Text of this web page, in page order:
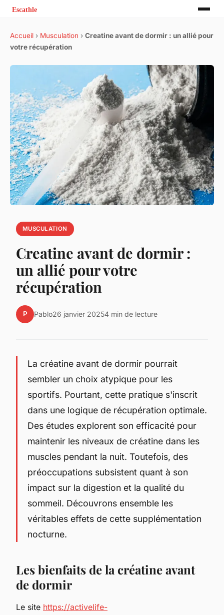
Accueil › Musculation › Creatine avant de dormir : un allié pour
votre récupération
MUSCULATION
Creatine avant de dormir :
un allié pour votre
récupération
P Pablo26 janvier 20254 min de lecture
La créatine avant de dormir pourrait
sembler un choix atypique pour les
sportifs. Pourtant, cette pratique s'inscrit
dans une logique de récupération optimale.
Des études explorent son efficacité pour
maintenir les niveaux de créatine dans les
muscles pendant la nuit. Toutefois, des
préoccupations subsistent quant à son
impact sur la digestion et la qualité du
sommeil. Découvrons ensemble les
véritables effets de cette supplémentation
nocturne.
Les bienfaits de la créatine avant
de dormir
Le site https://activelife-